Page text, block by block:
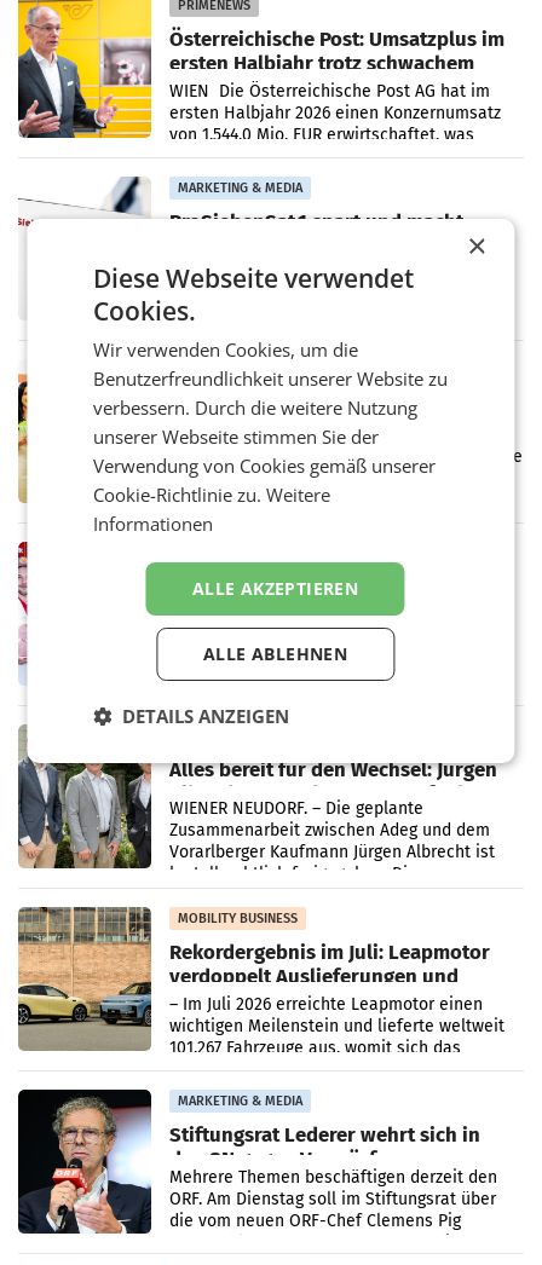
PRIMENEWS
Österreichische Post: Umsatzplus im
ersten Halbjahr trotz schwachem
Briefgeschäft
WIEN Die Österreichische Post AG hat im
ersten Halbjahr 2026 einen Konzernumsatz
von 1.544,0 Mio. EUR erwirtschaftet, was
einem Plus von 3,8 Prozent gegenüber dem
Vergleichszeitraum
MARKETING & MEDIA
ProSiebenSat.1 spart und macht
UNTERFÖHRING/MAILAND/AMSTERDAM. Der
Fernsehkonzern ProSiebenSat.1 hat im
Frühjahr dank Kostensenkungen operativ
Markterwartung deutlich übertroffen.
Eine Bühne für Zirkularität: ARA und
Müller informieren am POS über
Kreislauffähigkeit
Über den gesamten August hinweg rücken die
Altstoff Recycling Austria AG (ARA) und der
Handelskonzern Müller die Initiative
„Kreislauf-Helden“ in allen österreichischen
Penny modernisiert zwei Filialen in
Ober- und Niederösterreich
WIENER NEUDORF. – Im Rahmen einer
laufenden Modernisierungsoffensive
erneuert Penny zwei Filialen in Nieder- und
in Haag sowie im rund
Alles bereit für den Wechsel: Jürgen
Albrecht setzt ab 1.1.2027 auf Adeg
WIENER NEUDORF. – Die geplante
Zusammenarbeit zwischen Adeg und dem
Vorarlberger Kaufmann Jürgen Albrecht ist
kartellrechtlich freigegeben: Die
Bundeswettbewerbsbehörde und der
Bundeskartellanwalt
MOBILITY BUSINESS
Rekordergebnis im Juli: Leapmotor
verdoppelt Auslieferungen und
überschreitet die 100.000er-Marke
– Im Juli 2026 erreichte Leapmotor einen
wichtigen Meilenstein und lieferte weltweit
101.267 Fahrzeuge aus, womit sich das
Ergebnis gegenüber Juli 2025 mehr als
verdoppelte (+102
MARKETING & MEDIA
Stiftungsrat Lederer wehrt sich in
den SN gegen Vorwürfe
Mehrere Themen beschäftigen derzeit den
ORF. Am Dienstag soll im Stiftungsrat über
die vom neuen ORF-Chef Clemens Pig
×
Diese Webseite verwendet
Cookies.
Wir verwenden Cookies, um die
Benutzerfreundlichkeit unserer Website zu
verbessern. Durch die weitere Nutzung
unserer Webseite stimmen Sie der
Verwendung von Cookies gemäß unserer
Cookie-Richtlinie zu.Weitere
Informationen
ALLE AKZEPTIEREN
ALLE ABLEHNEN
DETAILS ANZEIGEN